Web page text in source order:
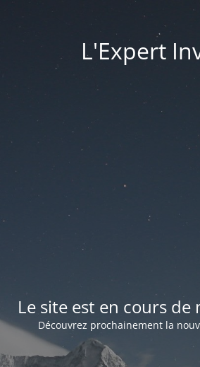
L'Expert
Le site est en cours
Découvrez prochainement la